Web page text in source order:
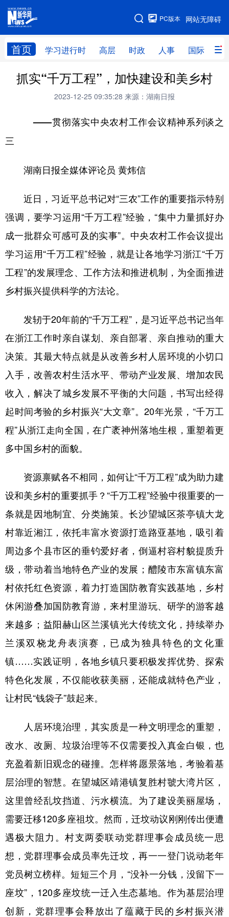
网站无障碍
PC版本
首页 学习进行时 高层 时政 人事 国际 财
网站地图
学习进行时 高层 时政 人事
财经 网评
台湾 思客智库 全球连线 教育
法律 中央文件 金融 汽车
学术中国 乡村振兴 银龄 溯源中国
城市 旅游 能源 会展
彩票 娱乐
公益 一带一路 亚太网 上市公司
文化产业
地方频道
北京 天津 河北 山西
辽宁 吉林 上海 江苏
广东 广西 海南 重庆
陕西 甘肃 青海 宁夏
新疆 内蒙古 黑龙江
多语种频道
English Español Français عربى
Русский язык 日本語 한국어
抓实“千万工程”，加快建设和美乡村
2023-12-25 09:35:28 来源：湖南日报
——贯彻落实中央农村工作会议精神系列谈之
三
湖南日报全媒体评论员 黄炜信
近日，习近平总书记对“三农”工作的重要指示特别
强调，要学习运用“千万工程”经验，“集中力量抓好办
成一批群众可感可及的实事”。中央农村工作会议提出
学习运用“千万工程”经验，就是让各地学习浙江“千万
工程”的发展理念、工作方法和推进机制，为全面推进
乡村振兴提供科学的方法论。
发轫于20年前的“千万工程”，是习近平总书记当年
在浙江工作时亲自谋划、亲自部署、亲自推动的重大
决策。其最大特点就是从改善乡村人居环境的小切口
入手，改善农村生活水平、带动产业发展、增加农民
收入，解决了城乡发展不平衡的大问题，书写出经得
起时间考验的乡村振兴“大文章”。20年光景，“千万工
程”从浙江走向全国，在广袤神州落地生根，重塑着更
多中国乡村的面貌。
资源禀赋各不相同，如何让“千万工程”成为助力建
设和美乡村的重要抓手？“千万工程”经验中很重要的一
条就是因地制宜、分类施策。长沙望城区茶亭镇大龙
村靠近湘江，依托丰富水资源打造路亚基地，吸引着
周边多个县市区的垂钓爱好者，倒逼村容村貌提质升
级，带动着当地特色产业的发展；醴陵市东富镇东富
村依托红色资源，着力打造国防教育实践基地，乡村
休闲游叠加国防教育游，来村里游玩、研学的游客越
来越多；益阳赫山区兰溪镇光大传统文化，持续举办
兰溪双桡龙舟表演赛，已成为独具特色的文化重
镇……实践证明，各地乡镇只要积极发挥优势、探索
特色化发展，不仅能收获美丽，还能成就特色产业，
让村民“钱袋子”鼓起来。
人居环境治理，其实质是一种文明理念的重塑，
改水、改厕、垃圾治理等不仅需要投入真金白银，也
充盈着新旧观念的碰撞。怎样将愿景落地，考验着基
层治理的智慧。在望城区靖港镇复胜村虢大湾片区，
这里曾经乱坟挡道、污水横流。为了建设美丽屋场，
需要迁移120多座祖坟。然而，迁坟动议刚刚传出便遭
遇极大阻力。村支两委联动党群理事会成员统一思
想，党群理事会成员率先迁坟，再一一登门说动老年
党员树立榜样。短短三个月，“没补一分钱，没留下一
座坟”，120多座坟统一迁入生态墓地。作为基层治理
创新，党群理事会释放出了蕴藏于民的乡村振兴潜